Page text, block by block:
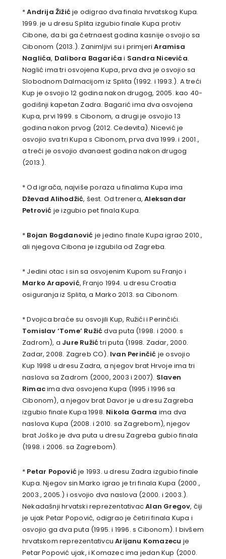
*Andrija Žižićje odigrao dva finala hrvatskog Kupa.
1999. je u dresu Splita izgubio finale Kupa protiv
Cibone, da bi ga četrnaest godina kasnije osvojio sa
Cibonom (2013.). Zanimljivi su i primjeriAramisa
Naglića, Dalibora Bagarića i Sandra Nicevića.
Naglić ima tri osvojena Kupa, prva dva je osvojio sa
Slobodnom Dalmacijom iz Splita (1992. i 1993.). A treći
Kup je osvojio 12 godina nakon drugog, 2005. kao 40-
godišnji kapetan Zadra. Bagarić ima dva osvojena
Kupa, prvi 1999. s Cibonom, a drugi je osvojio 13
godina nakon prvog (2012. Cedevita). Nicević je
osvojio sva tri Kupa s Cibonom, prva dva 1999. i 2001.,
a treći je osvojio dvanaest godina nakon drugog
(2013.).
* Od igrača, najviše poraza u finalima Kupa ima
Dževad Alihodžić, šest. Od trenera,Aleksandar
Petrović je izgubio pet finala Kupa.
* Bojan Bogdanović je jedino finale Kupa igrao 2010.,
ali njegova Cibona je izgubila od Zagreba.
* Jedini otac i sin sa osvojenim Kupom su Franjo i
Marko Arapović, Franjo 1994. u dresu Croatia
osiguranja iz Splita, a Marko 2013. sa Cibonom.
* Dvojica braće su osvojili Kup, Ružići i Perinčići.
Tomislav ‘Tome’ Ružićdva puta (1998. i 2000. s
Zadrom), a Jure Ružićtri puta (1998. Zadar, 2000.
Zadar, 2008. Zagreb CO). Ivan Perinčić je osvojio
Kup 1998 u dresu Zadra, a njegov brat Hrvoje ima tri
naslova sa Zadrom (2000, 2003 i 2007). Slaven
Rimacima dva osvojena Kupa (1995 i 1996 sa
Cibonom), a njegov brat Davor je u dresu Zagreba
izgubio finale Kupa 1998. Nikola Garma ima dva
naslova Kupa (2008. i 2010. sa Zagrebom), njegov
brat Joško je dva puta u dresu Zagreba gubio finala
(1998. i 2006. sa Zagrebom).
* Petar Popovićje 1993. u dresu Zadra izgubio finale
Kupa. Njegov sin Marko igrao je tri finala Kupa (2000.,
2003., 2005.) i osvojio dva naslova (2000. i 2003.).
Nekadašnji hrvatski reprezentativacAlan Gregov, čiji
je ujak Petar Popović, odigrao je četiri finala Kupa i
osvojio ga dva puta (1995. i 1996. s Cibonom). I bivšem
hrvatskom reprezentativcuArijanu Komazecu je
Petar Popović ujak, i Komazec ima jedan Kup (2000.